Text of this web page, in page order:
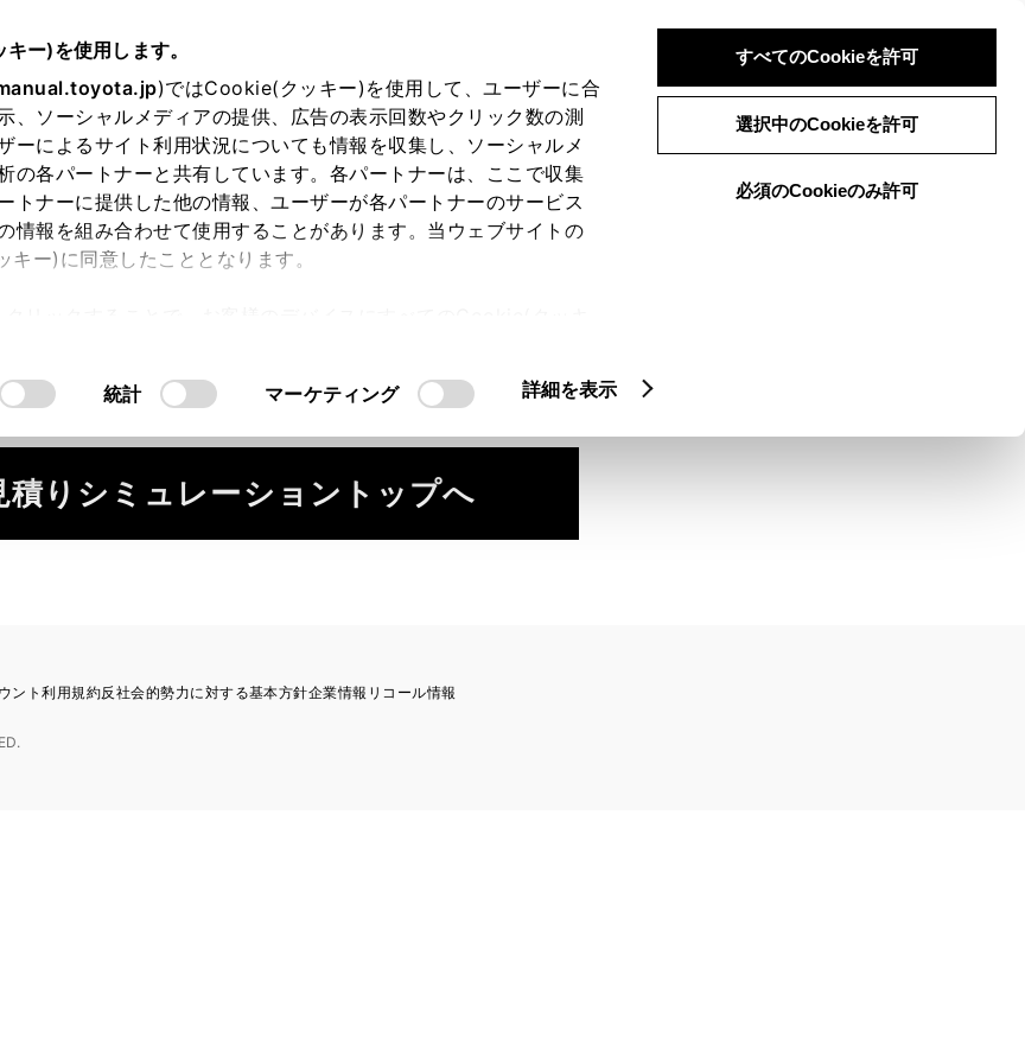
ー)を使用します。
)ではCookie(クッキー)を使用して、ユーザーに合
、ソーシャルメディアの提供、広告の表示回数やクリック数の測
ーによるサイト利用状況についても情報を収集し、ソーシャルメ
の各パートナーと共有しています。各パートナーは、ここで収集
トナーに提供した他の情報、ユーザーが各パートナーのサービス
情報を組み合わせて使用することがあります。当ウェブサイトの
ー)に同意したこととなります。
統計 マーケティング 詳細を表示
すべてのCookieを許可
選択中のCookieを許可
必須のCookieのみ許可
ログイン 検索 メニュー
積りシミュレーショントップへ
ント利用規約反社会的勢力に対する基本方針企業情報 リコール情報